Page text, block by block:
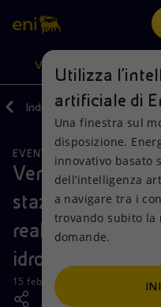
Cerca
scopri EnergIA, la
artificiale.
VISIONE
Visione
Mission e valori
Persone e Partnership
Net Zero
Azioni
Diversificazione
Tecnologie per la
Collaborazioni per
Prodotti
Casa
Imprese
Mobilità
Indietro Media News
EVENTI
Venezia, visita
stazione di
realizzato il
idrogeno
15 febbraio 2022 - 19:00 CET
Utilizza
artificiale di
Una finestra sul
disposizione.
innovativo basato
dell’intelligenza
a navigare tra i
trovando subito la
domande.